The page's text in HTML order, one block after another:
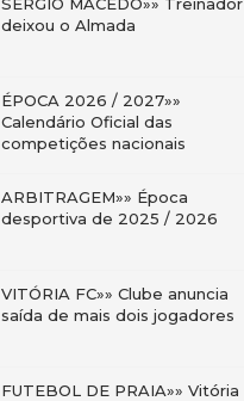
deixou o Almada
ÉPOCA 2026 / 2027»»
Calendário Oficial das
competições nacionais
ARBITRAGEM»» Época
desportiva de 2025 / 2026
VITÓRIA FC»» Clube anuncia
saída de mais dois jogadores
FUTEBOL DE PRAIA»» Vitória